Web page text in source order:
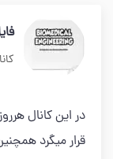
در این کانال
قرار میگرد